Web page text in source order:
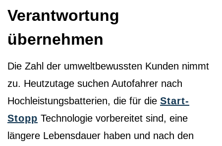
Verantwortung
übernehmen
Die Zahl der umweltbewussten Kunden nimmt
zu. Heutzutage suchen Autofahrer nach
Hochleistungsbatterien, die für die Start-
Stopp Technologie vorbereitet sind, eine
längere Lebensdauer haben und nach den